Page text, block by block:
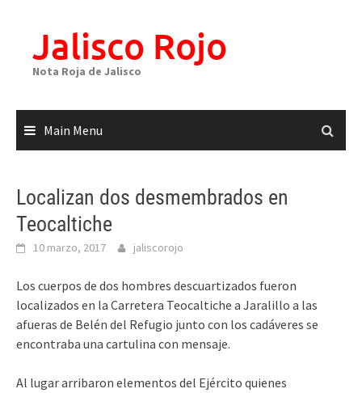
Jalisco Rojo
Nota Roja de Jalisco
Main Menu
Localizan dos desmembrados en
Teocaltiche
10 marzo, 2017 jaliscorojo
Los cuerpos de dos hombres descuartizados fueron
localizados en la Carretera Teocaltiche a Jaralillo a las
afueras de Belén del Refugio junto con los cadáveres se
encontraba una cartulina con mensaje.
Al lugar arribaron elementos del Ejército quienes